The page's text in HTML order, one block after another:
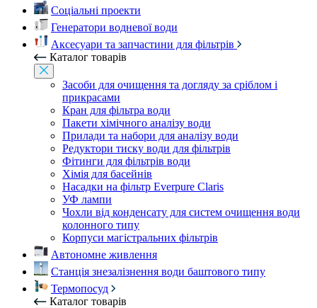
Соціальні проекти
Генератори водневої води
Аксесуари та запчастини для фільтрів
Каталог товарів
Засоби для очищення та догляду за сріблом і
прикрасами
Кран для фільтра води
Пакети хімічного аналізу води
Прилади та набори для аналізу води
Редуктори тиску води для фільтрів
Фітинги для фільтрів води
Хімія для басейнів
Насадки на фільтр Everpure Claris
УФ лампи
Чохли від конденсату для систем очищення води
колонного типу
Корпуси магістральних фільтрів
Автономне живлення
Станція знезалізнення води баштового типу
Термопосуд
Каталог товарів